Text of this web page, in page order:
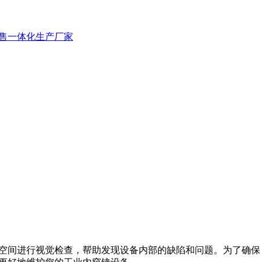
进行视觉检查，帮助发现设备内部的缺陷和问题。为了确保